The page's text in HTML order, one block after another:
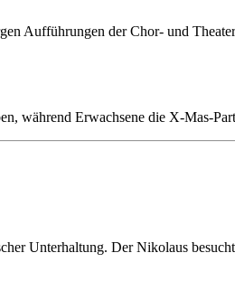
Aufführungen der Chor- und
während Erwachsene die X-Mas-
Unterhaltung. Der Nikolaus